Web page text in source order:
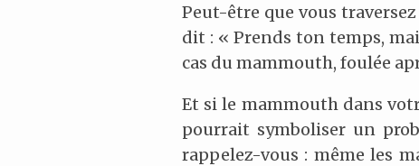
Peut-être que vous
dit : « Prends ton temps,
cas du mammouth, foulée
Et si le mammouth dans
pourrait symboliser un
rappelez-vous : même les